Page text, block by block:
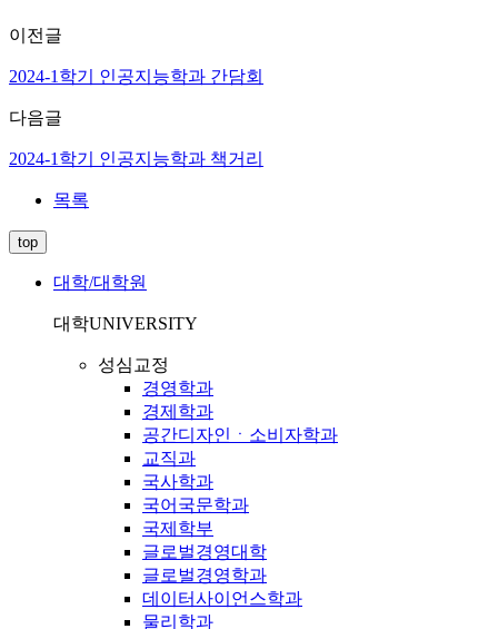
이전글
2024-1학기 인공지능학과 간담회
다음글
2024-1학기 인공지능학과 책거리
목록
top
대학/대학원
대학UNIVERSITY
성심교정
경영학과
경제학과
공간디자인ㆍ소비자학과
교직과
국사학과
국어국문학과
국제학부
글로벌경영대학
글로벌경영학과
데이터사이언스학과
물리학과